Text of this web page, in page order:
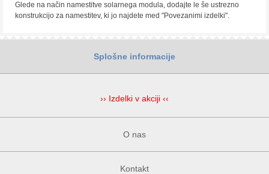
Glede na način namestitve solarnega modula, dodajte le še ustrezno
konstrukcijo za namestitev, ki jo najdete med "Povezanimi izdelki".
Splošne informacije
›› Izdelki v akciji ‹‹
O nas
Kontakt